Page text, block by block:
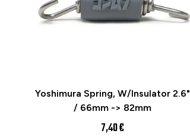
Yoshimura Spring, W/Insulator 2.6"
/ 66mm -> 82mm
7,40 €